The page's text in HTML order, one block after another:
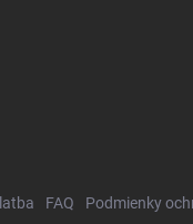
FAQ Podmienky